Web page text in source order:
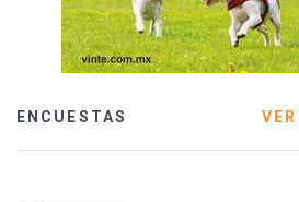
ENCUESTAS